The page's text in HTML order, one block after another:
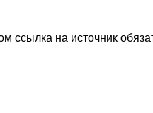
ссылка на источник